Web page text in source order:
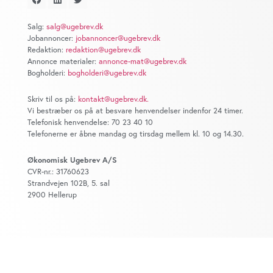
sociale medier, annonceringspartnere og
analysepartnere. Vores partnere kan kombinere disse
data med andre oplysninger, du har givet dem, eller som
de har indsamlet fra din brug af deres tjenester. Du
anvende vores hjemmeside.
Salg: salg@ugebrev.dk
Jobannoncer: jobannoncer@ugebrev.dk
Redaktion: redaktion@ugebrev.dk
Annonce materialer: annonce-mat@ugebrev.dk
Bogholderi: bogholderi@ugebrev.dk
Skriv til os på: kontakt@ugebrev.dk.
Vi bestræber os på at besvare henvendelser indenfor 24 timer.
Telefonisk henvendelse: 70 23 40 10
Telefonerne er åbne mandag og tirsdag mellem kl. 10 og 14.30.
Økonomisk Ugebrev A/S
CVR-nr.: 31760623
Strandvejen 102B, 5. sal
2900 Hellerup